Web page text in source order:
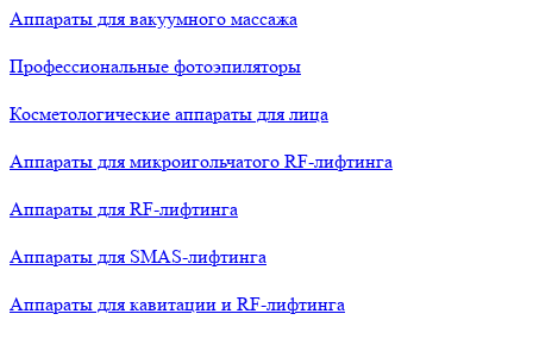
Аппараты для вакуумного массажа
Профессиональные фотоэпиляторы
Косметологические аппараты для лица
Аппараты для микроигольчатого RF-лифтинга
Аппараты для RF-лифтинга
Аппараты для SMAS-лифтинга
Аппараты для кавитации и RF-лифтинга